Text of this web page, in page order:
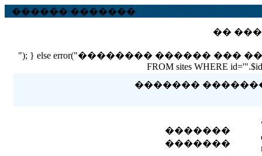
������ �������
��
"); } else error("�������� ������ ��� ������
FROM sites WHERE
�������
�������
�������